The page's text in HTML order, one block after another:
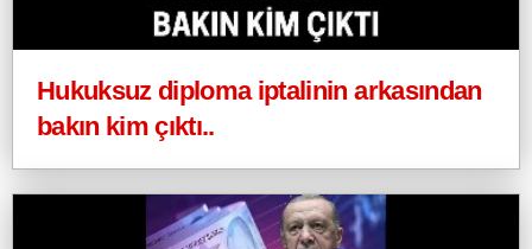
Hukuksuz diploma iptalinin arkasından
bakın kim çıktı..